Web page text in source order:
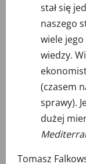
stał się
naszego
wiele jego
wiedzy.
(czasem
sprawy).
dużej
Tomasz